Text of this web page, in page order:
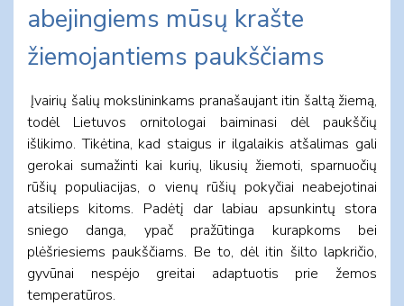
abejingiems mūsų krašte
žiemojantiems paukščiams
Įvairių šalių mokslininkams pranašaujant itin šaltą žiemą,
todėl Lietuvos ornitologai baiminasi dėl paukščių
išlikimo. Tikėtina, kad staigus ir ilgalaikis atšalimas gali
gerokai sumažinti kai kurių, likusių žiemoti, sparnuočių
rūšių populiacijas, o vienų rūšių pokyčiai neabejotinai
atsilieps kitoms. Padėtį dar labiau apsunkintų stora
sniego danga, ypač pražūtinga kurapkoms bei
plėšriesiems paukščiams. Be to, dėl itin šilto lapkričio,
gyvūnai nespėjo greitai adaptuotis prie žemos
temperatūros.